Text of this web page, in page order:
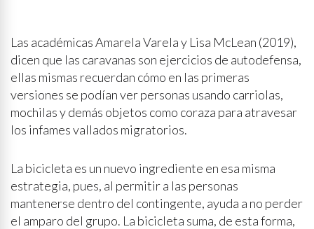
Las académicas Amarela Varela y Lisa McLean (2019),
dicen que las caravanas son ejercicios de autodefensa,
ellas mismas recuerdan cómo en las primeras
versiones se podían ver personas usando carriolas,
mochilas y demás objetos como coraza para atravesar
los infames vallados migratorios.
La bicicleta es un nuevo ingrediente en esa misma
estrategia, pues, al permitir a las personas
mantenerse dentro del contingente, ayuda a no perder
el amparo del grupo. La bicicleta suma, de esta forma,